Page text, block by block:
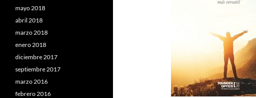
mayo 2018
abril 2018
marzo 2018
enero 2018
diciembre 2017
septiembre 2017
marzo 2016
febrero 2016